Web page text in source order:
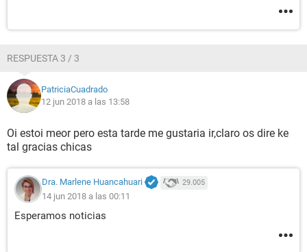
RESPUESTA 3 / 3
PatriciaCuadrado
12 jun 2018 a las 13:58
Oi estoi meor pero esta tarde me gustaria ir,claro os dire ke
tal gracias chicas
Dra. Marlene Huancahuari 29.005
14 jun 2018 a las 00:11
Esperamos noticias